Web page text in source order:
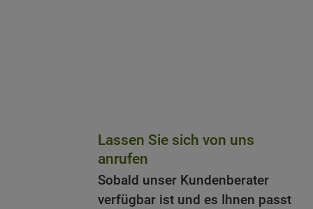
Lassen Sie sich von uns
anrufen
Sobald unser Kundenberater
verfügbar ist und es Ihnen passt